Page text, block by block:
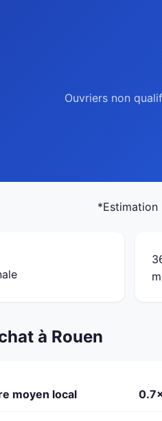
Ouvriers non
*Estimation
à Rouen
moyen local